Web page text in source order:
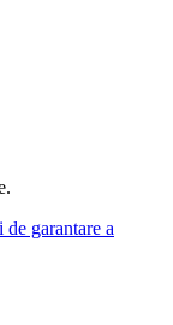
garantare a